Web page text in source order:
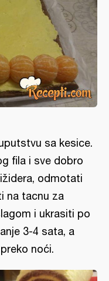
sa kesice.
fila i sve dobro
odmotati
na tacnu za
i ukrasiti po
3-4 sata, a
noći.